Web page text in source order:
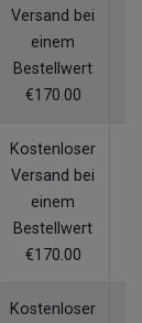
Versand bei
einem
Bestellwert
€170.00
Kostenloser
Versand bei
einem
Bestellwert
€170.00
Kostenloser